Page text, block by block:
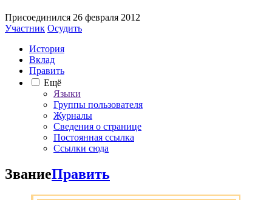
Присоединился 26 февраля 2012
Участник Осудить
История
Вклад
Править
Ещё
Языки
Группы пользователя
Журналы
Сведения о странице
Постоянная ссылка
Ссылки сюда
ЗваниеПравить